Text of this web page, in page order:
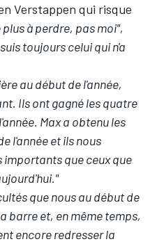
Verstappen qui risque
à perdre, pas moi",
toujours celui qui n'a
au début de l'année,
Ils ont gagné les quatre
Max a obtenu les
l'année et ils nous
que ceux que
que nous au début de
barre et, en même temps,
encore redresser la